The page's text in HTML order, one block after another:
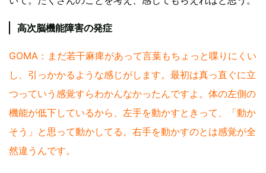
高次脳機能障害の発症
GOMA：まだ若干麻痺があって言葉もちょっと喋りにくい
し、引っかかるような感じがします。最初は真っ直ぐに立
つっていう感覚すらわかんなかったんですよ。体の左側の
機能が低下しているから、左手を動かすときって、「動か
そう」と思って動かしてる。右手を動かすのとは感覚が全
然違うんです。